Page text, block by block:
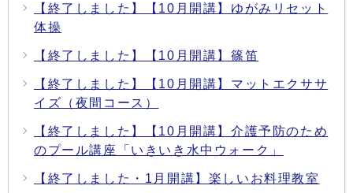
【終了しました】【10月開講】ゆがみリセット
体操
【終了しました】【10月開講】篠笛
【終了しました】【10月開講】マットエクササ
イズ（夜間コース）
【終了しました】【10月開講】介護予防のため
のプール講座「いきいき水中ウォーク」
【終了しました・1月開講】楽しいお料理教室